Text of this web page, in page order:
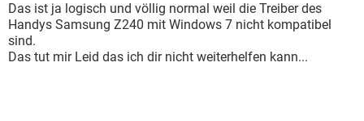
Das ist ja logisch und völlig normal weil die Treiber des
Handys Samsung Z240 mit Windows 7 nicht kompatibel
sind.
Das tut mir Leid das ich dir nicht weiterhelfen kann...